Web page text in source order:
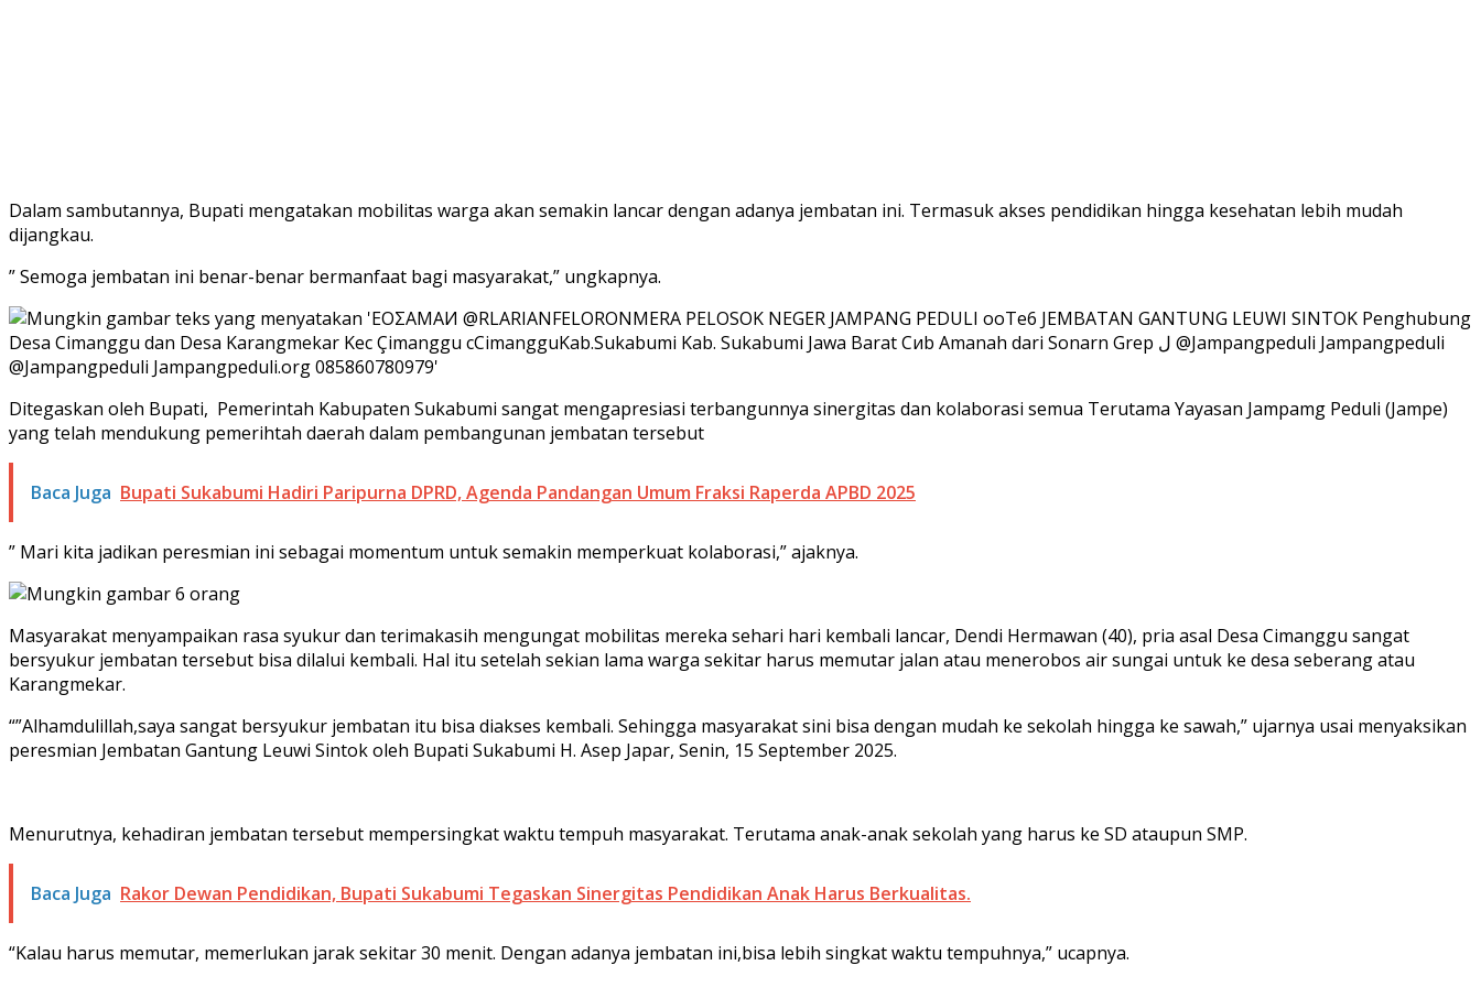
Dalam sambutannya, Bupati mengatakan mobilitas warga akan semakin lancar dengan adanya jembatan ini. Termasuk akses pendidikan hingga kesehatan lebih mudah
dijangkau.
” Semoga jembatan ini benar-benar bermanfaat bagi masyarakat,” ungkapnya.
Ditegaskan oleh Bupati, Pemerintah Kabupaten Sukabumi sangat mengapresiasi terbangunnya sinergitas dan kolaborasi semua Terutama Yayasan Jampamg Peduli (Jampe)
yang telah mendukung pemerihtah daerah dalam pembangunan jembatan tersebut
Baca Juga Bupati Sukabumi Hadiri Paripurna DPRD, Agenda Pandangan Umum Fraksi Raperda APBD 2025
” Mari kita jadikan peresmian ini sebagai momentum untuk semakin memperkuat kolaborasi,” ajaknya.
Masyarakat menyampaikan rasa syukur dan terimakasih mengungat mobilitas mereka sehari hari kembali lancar, Dendi Hermawan (40), pria asal Desa Cimanggu sangat
bersyukur jembatan tersebut bisa dilalui kembali. Hal itu setelah sekian lama warga sekitar harus memutar jalan atau menerobos air sungai untuk ke desa seberang atau
Karangmekar.
“”Alhamdulillah,saya sangat bersyukur jembatan itu bisa diakses kembali. Sehingga masyarakat sini bisa dengan mudah ke sekolah hingga ke sawah,” ujarnya usai menyaksikan
peresmian Jembatan Gantung Leuwi Sintok oleh Bupati Sukabumi H. Asep Japar, Senin, 15 September 2025.
Menurutnya, kehadiran jembatan tersebut mempersingkat waktu tempuh masyarakat. Terutama anak-anak sekolah yang harus ke SD ataupun SMP.
Baca Juga Rakor Dewan Pendidikan, Bupati Sukabumi Tegaskan Sinergitas Pendidikan Anak Harus Berkualitas.
“Kalau harus memutar, memerlukan jarak sekitar 30 menit. Dengan adanya jembatan ini,bisa lebih singkat waktu tempuhnya,” ucapnya.